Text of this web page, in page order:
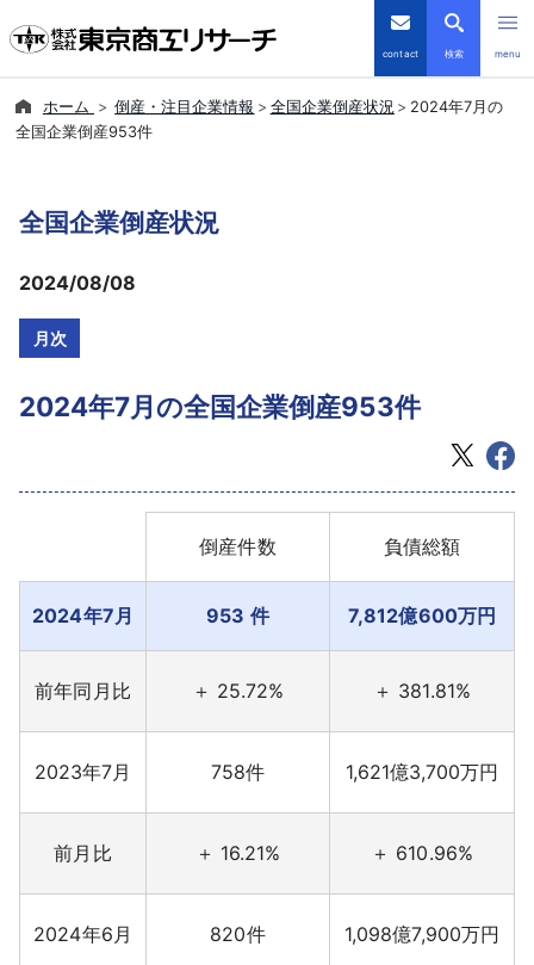
contact 検索 menu
導入事例
採用情報
よくあるご質問
English
ホーム 倒産・注目企業情報 全国企業倒産状況
2024年7月の
全国企業倒産953件
全国企業倒産状況
2024/08/08
月次
2024年7月の全国企業倒産953件
倒産件数 負債総額
2024年7月 953 件 7,812億600万円
前年同月比 ＋ 25.72% ＋ 381.81%
2023年7月 758件 1,621億3,700万円
前月比 ＋ 16.21% ＋ 610.96%
2024年6月 820件 1,098億7,900万円